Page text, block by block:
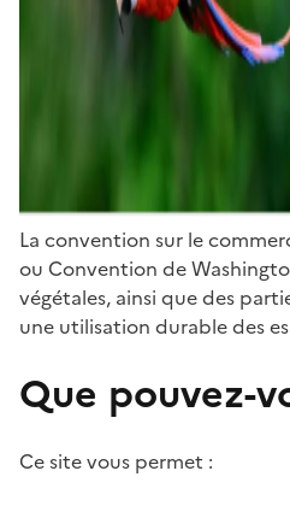
La convention sur le
ou Convention de
végétales, ainsi que des
une utilisation durable des
Que pouvez-
Ce site vous permet :